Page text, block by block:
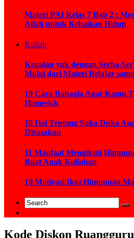
Materi PAI Kelas 7 Bab 2 :
Allah untuk Kebaikan Hidup
Kuliah
Kenalan yuk dengan Serba-
Mulai dari Materi Belajar
10 Cara Bahagia Agar Kamu
Homesick
10 Hal Tentang Suka Duka
Dirasakan
11 Manfaat Mengikuti
Buat Anak Kuliahan
10 Motivasi Ikut Himpunan
Kode Diskon